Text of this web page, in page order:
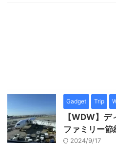
Gadget Trip
【WDW】
ファミリー節
2024/9/17